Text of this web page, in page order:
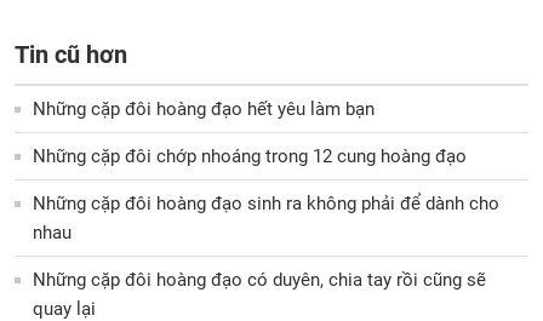
Tin cũ hơn
Những cặp đôi hoàng đạo hết yêu làm bạn
Những cặp đôi chớp nhoáng trong 12 cung hoàng đạo
Những cặp đôi hoàng đạo sinh ra không phải để dành cho
nhau
Những cặp đôi hoàng đạo có duyên, chia tay rồi cũng sẽ
quay lại